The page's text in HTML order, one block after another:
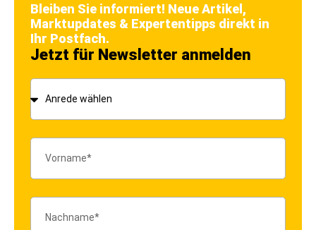
Bleiben Sie informiert! Neue Artikel,
Marktupdates & Expertentipps direkt in
Ihr Postfach.
Jetzt für Newsletter anmelden